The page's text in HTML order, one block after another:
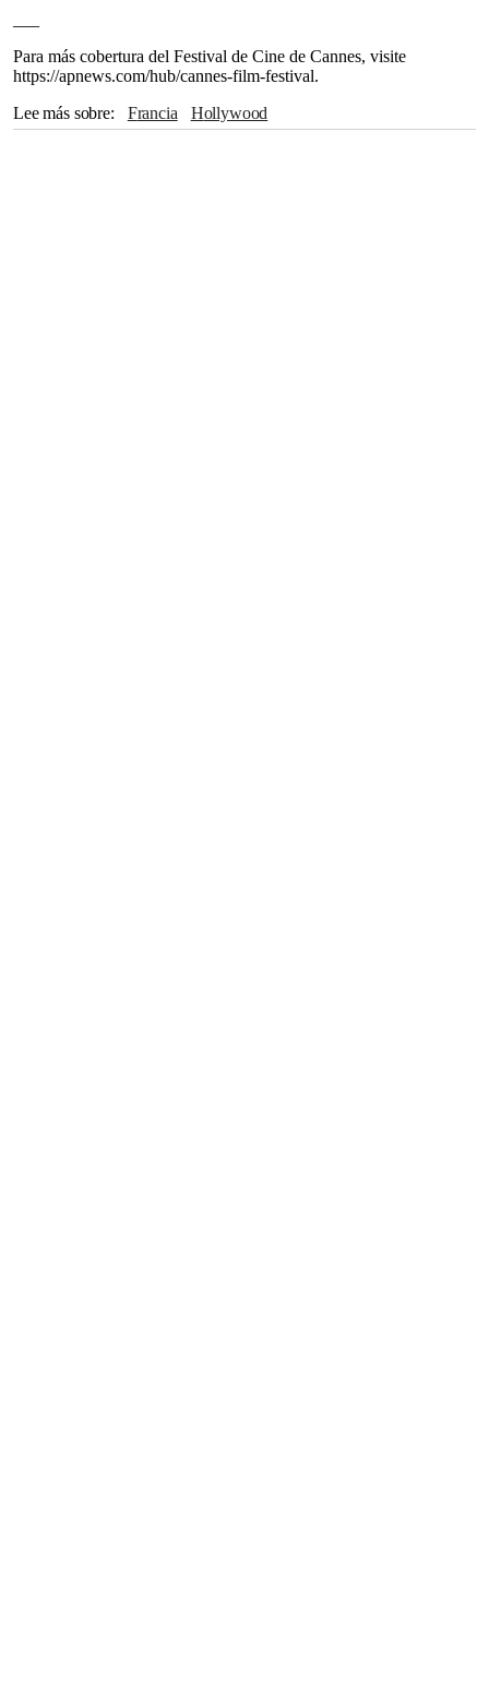
Para más cobertura del Festival de Cine de Cannes, visite
https://apnews.com/hub/cannes-film-festival.
Lee más sobre
Francia Hollywood